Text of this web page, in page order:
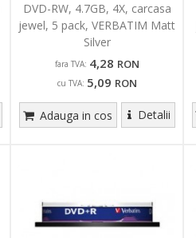
DVD-RW, 4.7GB, 4X, carcasa
jewel, 5 pack, VERBATIM Matt
Silver
fara TVA: 4,28 RON
cu TVA: 5,09 RON
Adauga in cos Detalii